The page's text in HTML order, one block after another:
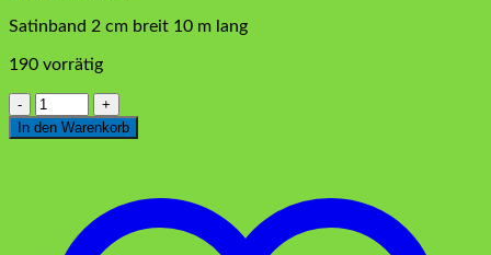
Satinband 2 cm breit 10 m lang
190 vorrätig
Satinband
geriffelt
Rot
In den Warenkorb